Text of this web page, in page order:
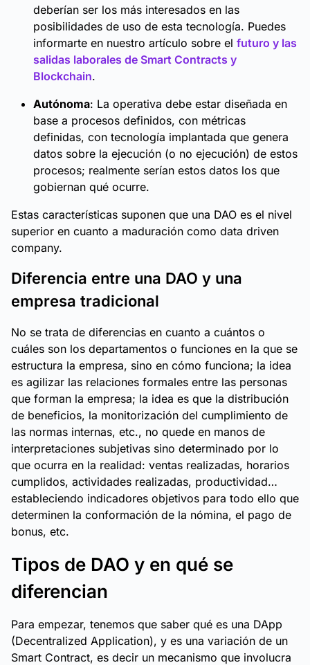
deberían ser los más interesados en las
posibilidades de uso de esta tecnología. Puedes
informarte en nuestro artículo sobre el futuro y las
salidas laborales de Smart Contracts y
Blockchain.
Autónoma: La operativa debe estar diseñada en
base a procesos definidos, con métricas
definidas, con tecnología implantada que genera
datos sobre la ejecución (o no ejecución) de estos
procesos; realmente serían estos datos los que
gobiernan qué ocurre.
Estas características suponen que una DAO es el nivel
superior en cuanto a maduración como data driven
company.
Diferencia entre una DAO y una
empresa tradicional
No se trata de diferencias en cuanto a cuántos o
cuáles son los departamentos o funciones en la que se
estructura la empresa, sino en cómo funciona; la idea
es agilizar las relaciones formales entre las personas
que forman la empresa; la idea es que la distribución
de beneficios, la monitorización del cumplimiento de
las normas internas, etc., no quede en manos de
interpretaciones subjetivas sino determinado por lo
que ocurra en la realidad: ventas realizadas, horarios
cumplidos, actividades realizadas, productividad…
estableciendo indicadores objetivos para todo ello que
determinen la conformación de la nómina, el pago de
bonus, etc.
Tipos de DAO y en qué se
diferencian
Para empezar, tenemos que saber qué es una DApp
(Decentralized Application), y es una variación de un
Smart Contract, es decir un mecanismo que involucra